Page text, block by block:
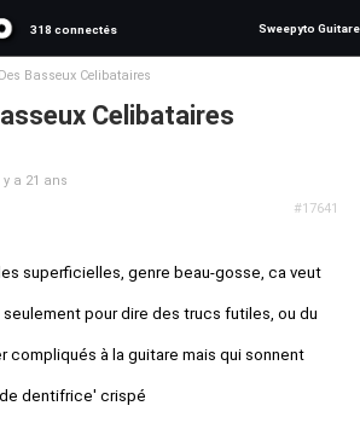
318 connectés Sweepyto Guitare
Basseux Celibataires
Celibataires
#17641
y a 21 ans
superficielles, genre beau-gosse, ca veut
seulement pour dire des trucs futiles, ou du
compliqués à la guitare mais qui sonnent
dentifrice' crispé